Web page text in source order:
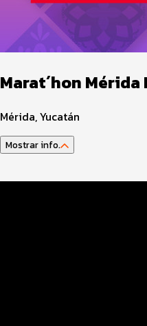
Marat´hon
Mérida, Yucatán
Mostrar info.